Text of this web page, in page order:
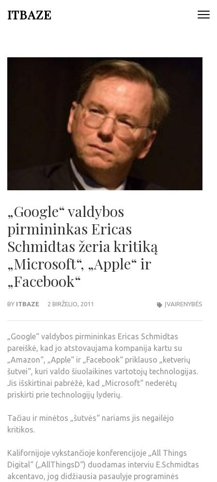
ITBAZE
„Google“ valdybos
pirmininkas Ericas
Schmidtas žeria kritiką
„Microsoft“, „Apple“ ir
„Facebook“
BY ITBAZE 2 BIRŽELIO, 2011 ĮVAIRENYBĖS
„Google“ valdybos pirmininkas Ericas Schmidtas
pareiškė, kad jo atstovaujama kompanija kartu su
„Amazon“, „Apple“ ir „Facebook“ priklauso „ketverių
šutvei“, kuri valdo šiuolaikines vartotojų technologijas.
Jis išskirtinai pabrėžė, kad „Microsoft“ nederėtų
priskirti prie technologijų lyderių.
Tačiau ir minėtos „šutvės“ nariams jis negailėjo
kritikos.
Kalifornijoje vykstančioje konferencijoje „All Things
Digital“ („AllThingsD“) duodamas interviu E.Schmidtas
akcentavo, jog didžiausia pasaulyje programinės